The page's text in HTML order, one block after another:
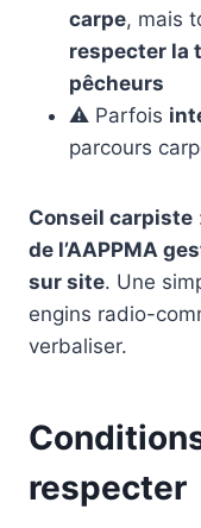
carpe, mais
respecter la
pêcheurs
⚠️ Parfois
parcours
Conseil carpiste
de l’AAPPMA
sur site. Une
engins radio-
verbaliser.
respecter